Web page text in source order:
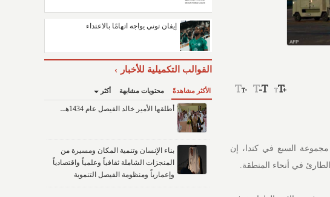
السبع في كندا، إن
في أنحاء المنطقة.
إيفان توني يواجه اتهامًا بالاعتداء
القوالب التكميلية للأخبار
الأكثر مشاهدةً محتويات مشابهة أكثر
أطلقها الأمير خالد الفيصل عام 1434هــ
بناء الإنسان وتنمية المكان ومسيرة من
المنجزات الشاملة ثقافياً وعلمياً واقتصادياً
وإعمارياً ومنظومة الفيصل التنموية